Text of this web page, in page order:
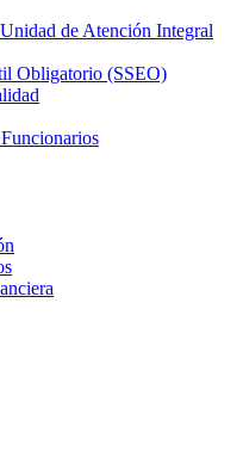
de Atención Integral
Obligatorio (SSEO)